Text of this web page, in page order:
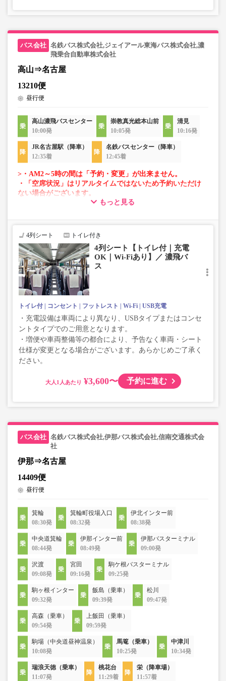
名鉄バス株式会社,ジェイアール東海バス株式会社,濃
飛乗合自動車株式会社
高山⇒名古屋
13210便
昼行便
高山濃飛バスセンター
10:00発
崇教真光総本山前
10:05発
清見
10:16発
JR名古屋駅（降車）
12:35着
名鉄バスセンター（降車）
12:45着
>・AM2～5時の間は「予約・変更」が出来ません。
・「空席状況」はリアルタイムではないため予約いただけ
ない場合がございます。
・車両は予告なく変更となる場合がございます。これに伴
で、あらかじめご了承ください。
もっと見る
4列シート トイレ付き
4列シート【トイレ付｜充電
OK｜Wi-Fiあり】／ 濃飛バ
ス
トイレ付 コンセント フットレスト Wi-Fi USB充電
・充電設備は車両により異なり、USBタイプまたはコンセ
ントタイプでのご用意となります。
・増便や車両整備等の都合により、予告なく車両・シート
仕様が変更となる場合がございます。あらかじめご了承く
ださい。
大人 ¥3,600〜 予約に進む
名鉄バス株式会社,伊那バス株式会社,信南交通株式会
社
伊那⇒名古屋
14409便
昼行便
箕輪
08:30発
箕輪町役場入口
08:32発
伊北インター前
08:38発
中央道箕輪
08:44発
伊那インター前
08:49発
伊那バスターミナル
09:00発
沢渡
09:08発
宮田
09:16発
駒ケ根バスターミナル
09:25発
駒ヶ根インター
09:32発
飯島（乗車）
09:39発
松川
09:47発
高森（乗車）
09:54発
上飯田（乗車）
09:59発
駒場（中央道昼神温泉）
10:08発
馬篭（乗車）
10:25発
中津川
10:34発
瑞浪天徳（乗車）
11:07発
桃花台
11:29着
栄（降車場）
11:57着